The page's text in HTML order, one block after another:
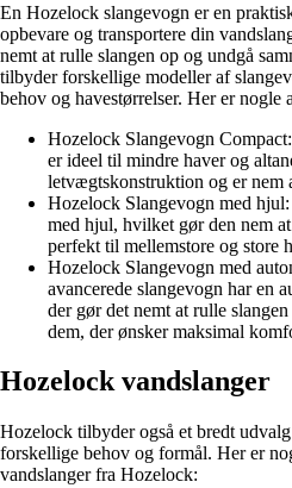
En Hozelock slangevogn er en
opbevare og transportere din
nemt at rulle slangen op og undgå
tilbyder forskellige modeller af
behov og havestørrelser. Her er nogle
Hozelock Slangevogn
er ideel til mindre haver og
letvægtskonstruktion og er nem
Hozelock Slangevogn med
med hjul, hvilket gør den nem
perfekt til mellemstore og store
Hozelock Slangevogn med
avancerede slangevogn har en
der gør det nemt at rulle
dem, der ønsker maksimal
Hozelock vandslanger
Hozelock tilbyder også et bredt
forskellige behov og formål. Her er
vandslanger fra Hozelock: